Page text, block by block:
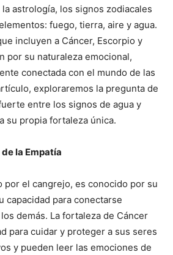
astrología, los signos zodiacales
fuego, tierra, aire y agua.
incluyen a Cáncer, Escorpio y
por su naturaleza emocional,
conectada con el mundo de las
exploraremos la pregunta de
entre los signos de agua y
su propia fortaleza única.
la Empatía
por el cangrejo, es conocido por su
capacidad para conectarse
demás. La fortaleza de Cáncer
para cuidar y proteger a sus seres
y pueden leer las emociones de